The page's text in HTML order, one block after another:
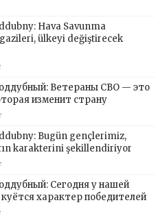
Hava Savunma
ülkeyi değiştirecek
Ветераны СВО — это
изменит страну
Bugün gençlerimiz,
karakterini şekillendiriyor
Сегодня у нашей
характер победителей